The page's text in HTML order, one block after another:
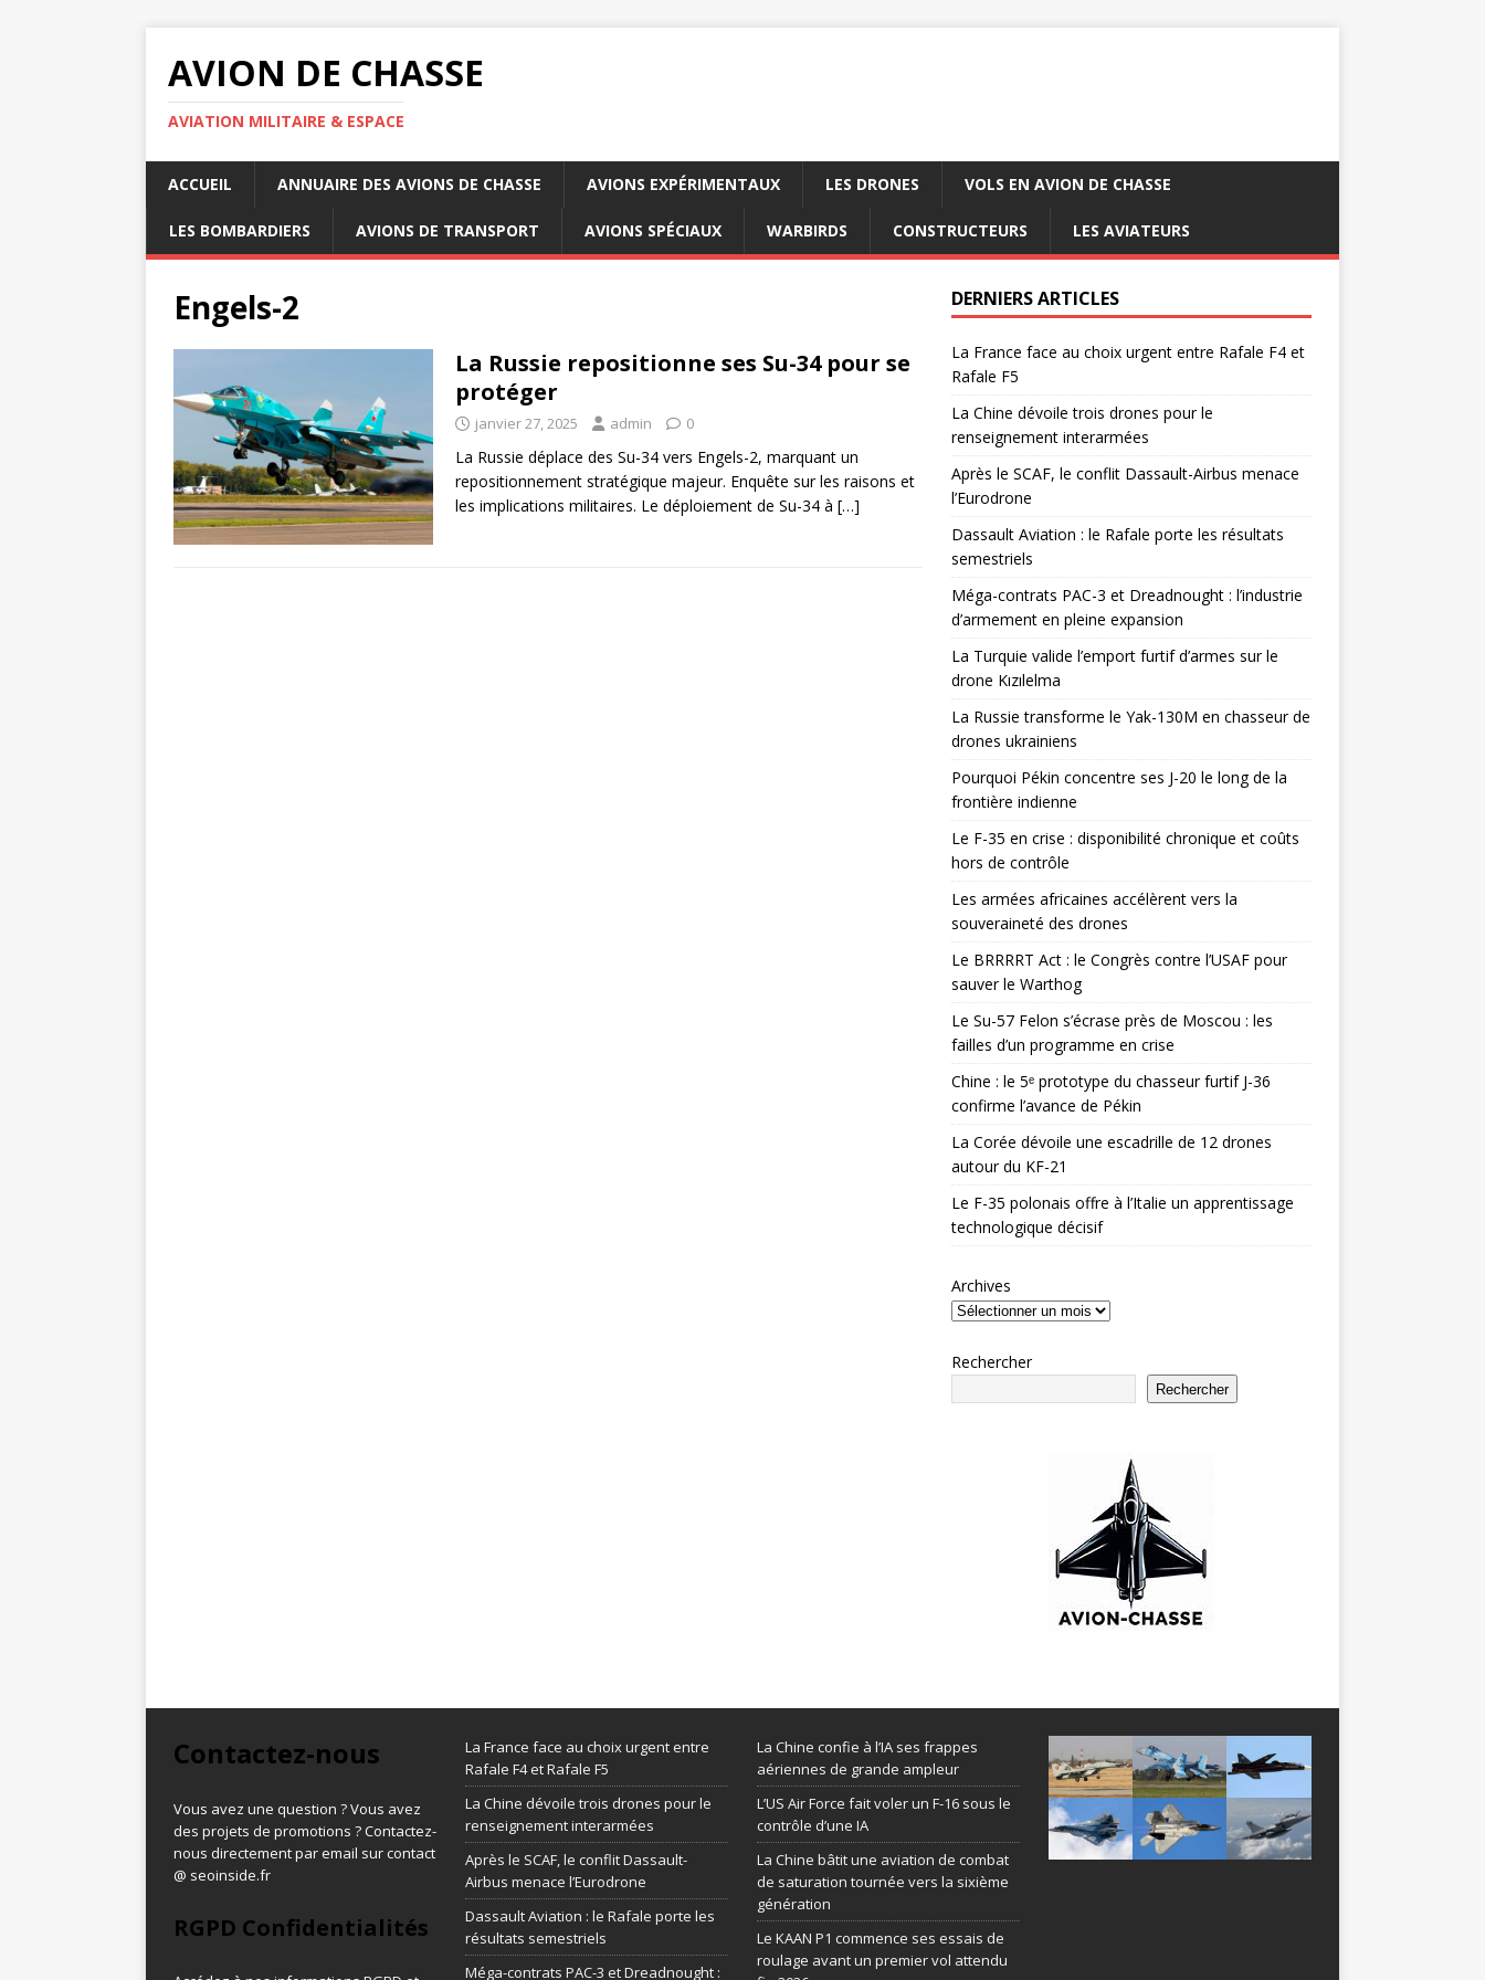
AVION DE CHASSE
AVIATION MILITAIRE & ESPACE
ACCUEIL ANNUAIRE DES AVIONS DE CHASSE AVIONS EXPÉRIMENTAUX LES DRONES VOLS EN AVION DE CHASSE
LES BOMBARDIERS AVIONS DE TRANSPORT AVIONS SPÉCIAUX WARBIRDS CONSTRUCTEURS LES AVIATEURS
Engels-2
La Russie repositionne ses Su-34 pour se
protéger
janvier 27, 2025 admin 0
La Russie déplace des Su-34 vers Engels-2, marquant un
repositionnement stratégique majeur. Enquête sur les raisons et
les implications militaires. Le déploiement de Su-34 à […]
DERNIERS ARTICLES
La France face au choix urgent entre Rafale F4 et
Rafale F5
La Chine dévoile trois drones pour le
renseignement interarmées
Après le SCAF, le conflit Dassault-Airbus menace
l’Eurodrone
Dassault Aviation : le Rafale porte les résultats
semestriels
Méga-contrats PAC-3 et Dreadnought : l’industrie
d’armement en pleine expansion
La Turquie valide l’emport furtif d’armes sur le
drone Kızılelma
La Russie transforme le Yak-130M en chasseur de
drones ukrainiens
Pourquoi Pékin concentre ses J-20 le long de la
frontière indienne
Le F-35 en crise : disponibilité chronique et coûts
hors de contrôle
Les armées africaines accélèrent vers la
souveraineté des drones
Le BRRRRT Act : le Congrès contre l’USAF pour
sauver le Warthog
Le Su-57 Felon s’écrase près de Moscou : les
failles d’un programme en crise
Chine : le 5ᵉ prototype du chasseur furtif J-36
confirme l’avance de Pékin
La Corée dévoile une escadrille de 12 drones
autour du KF-21
Le F-35 polonais offre à l’Italie un apprentissage
technologique décisif
Archives
Rechercher
Rechercher
Contactez-nous
Vous avez une question ? Vous avez
des projets de promotions ? Contactez-
nous directement par email sur contact
@ seoinside.fr
RGPD Confidentialités
La France face au choix urgent entre
Rafale F4 et Rafale F5
La Chine dévoile trois drones pour le
renseignement interarmées
Après le SCAF, le conflit Dassault-
Airbus menace l’Eurodrone
Dassault Aviation : le Rafale porte les
résultats semestriels
Méga-contrats PAC-3 et Dreadnought :
La Chine confie à l’IA ses frappes
aériennes de grande ampleur
L’US Air Force fait voler un F-16 sous le
contrôle d’une IA
La Chine bâtit une aviation de combat
de saturation tournée vers la sixième
génération
Le KAAN P1 commence ses essais de
roulage avant un premier vol attendu